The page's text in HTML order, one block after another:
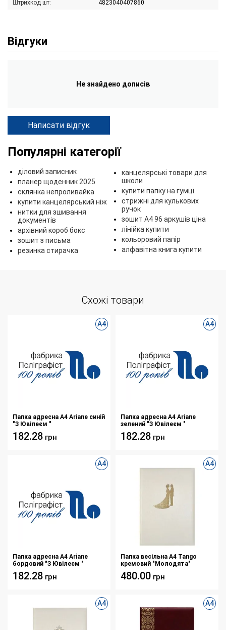
Штрихкод шт: 4823040407860
Відгуки
Не знайдено дописів
Написати відгук
Популярні категорії
діловий записник
планер щоденник 2025
склянка непроливайка
купити канцелярський ніж
нитки для зшивання
документів
архівний короб бокс
зошит з письма
резинка стирачка
канцелярські товари для
школи
купити папку на гумці
стрижні для кулькових
ручок
зошит А4 96 аркушів ціна
лінійка купити
кольоровий папір
алфавітна книга купити
Схожі товари
А4
Папка адресна А4 Ariane синій
"З Ювілеєм "
182.28 грн
А4
Папка адресна А4 Ariane
зелений "З Ювілеєм "
182.28 грн
А4
Папка адресна А4 Ariane
бордовий "З Ювілеєм "
182.28 грн
А4
Папка весільна А4 Tango
кремовий "Молодята"
480.00 грн
А4 А4